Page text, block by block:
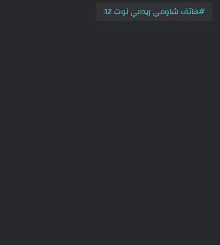
هاتف شاومي ريدمي نوت 12